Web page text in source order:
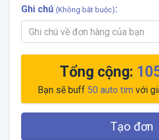
Ghi chú (Không bắt buộc):
Tổng cộng:
Bạn sẽ buff 50 auto tim với
Tạo đơn